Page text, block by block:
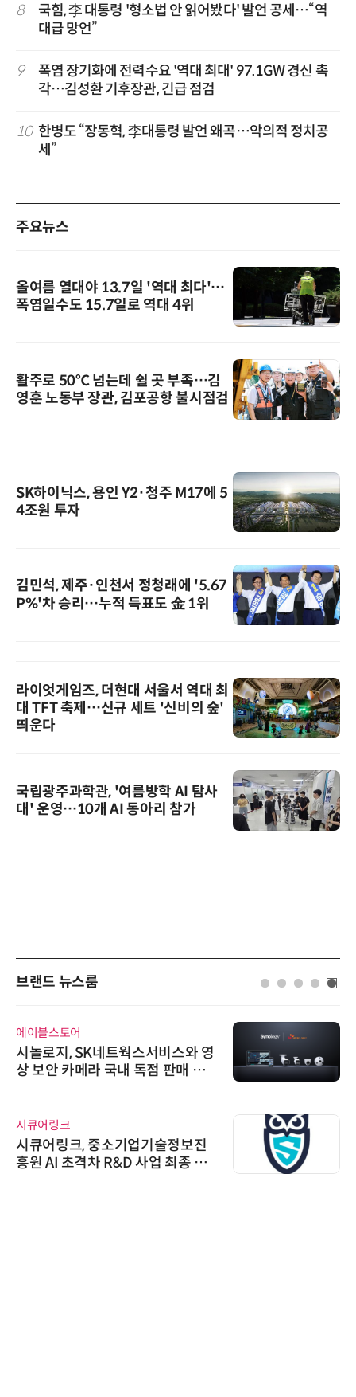
8
국힘, 李 대통령 '형소법 안 읽어봤다' 발언 공세…“역
대급 망언”
9
폭염 장기화에 전력수요 '역대 최대' 97.1GW 경신 촉
각…김성환 기후장관, 긴급 점검
10 한병도 “장동혁, 李대통령 발언 왜곡…악의적 정치공
세”
주요뉴스
올여름 열대야 13.7일 '역대 최다'…
폭염일수도 15.7일로 역대 4위
활주로 50℃ 넘는데 쉴 곳 부족…김
영훈 노동부 장관, 김포공항 불시점검
SK하이닉스, 용인 Y2·청주 M17에 5
4조원 투자
김민석, 제주·인천서 정청래에 '5.67
P%'차 승리…누적 득표도 金 1위
라이엇게임즈, 더현대 서울서 역대 최
대 TFT 축제…신규 세트 '신비의 숲'
띄운다
국립광주과학관, '여름방학 AI 탐사
대' 운영…10개 AI 동아리 참가
브랜드 뉴스룸
에이블스토어
시놀로지, SK네트웍스서비스와 영
상 보안 카메라 국내 독점 판매 파
시큐어링크
시큐어링크, 중소기업기술정보진
흥원 AI 초격차 R&D 사업 최종 선